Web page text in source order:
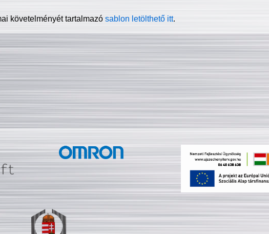
követelményét tartalmazósablon letölthető itt.